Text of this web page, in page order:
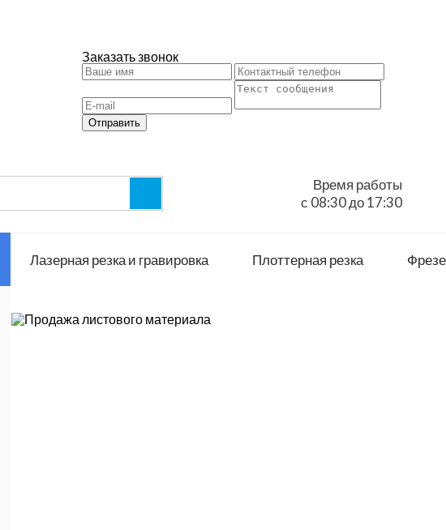
Заказать звонок
Отправить
Время работы
с 08:30 до 17:30
Лазерная резка и гравировка Плоттерная резка